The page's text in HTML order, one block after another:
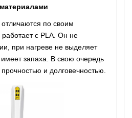
по своим
с PLA. Он не
при нагреве не выделяет
запаха. В свою очередь
и долговечностью.